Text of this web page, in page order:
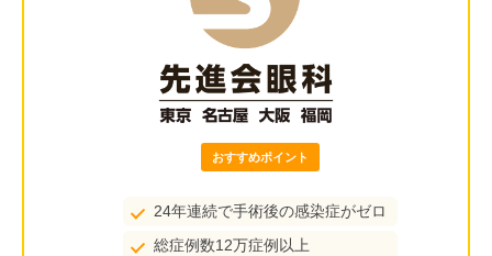
おすすめポイント
24年連続で手術後の感染症がゼロ
総症例数12万症例以上